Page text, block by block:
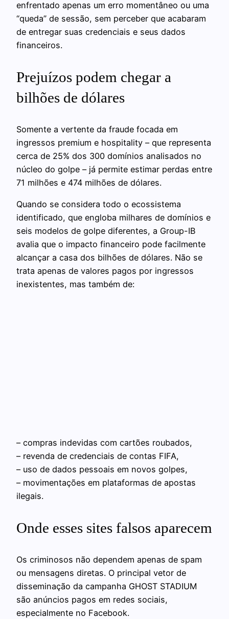
enfrentado apenas um erro momentâneo ou uma
“queda” de sessão, sem perceber que acabaram
de entregar suas credenciais e seus dados
financeiros.
Prejuízos podem chegar a
bilhões de dólares
Somente a vertente da fraude focada em
ingressos premium e hospitality – que representa
cerca de 25% dos 300 domínios analisados no
núcleo do golpe – já permite estimar perdas entre
71 milhões e 474 milhões de dólares.
Quando se considera todo o ecossistema
identificado, que engloba milhares de domínios e
seis modelos de golpe diferentes, a Group-IB
avalia que o impacto financeiro pode facilmente
alcançar a casa dos bilhões de dólares. Não se
trata apenas de valores pagos por ingressos
inexistentes, mas também de:
– compras indevidas com cartões roubados,
– revenda de credenciais de contas FIFA,
– uso de dados pessoais em novos golpes,
– movimentações em plataformas de apostas
ilegais.
Onde esses sites falsos aparecem
Os criminosos não dependem apenas de spam
ou mensagens diretas. O principal vetor de
disseminação da campanha GHOST STADIUM
são anúncios pagos em redes sociais,
especialmente no Facebook.